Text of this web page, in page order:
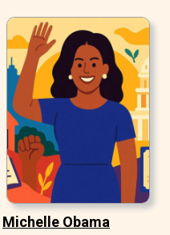
Michelle Obama